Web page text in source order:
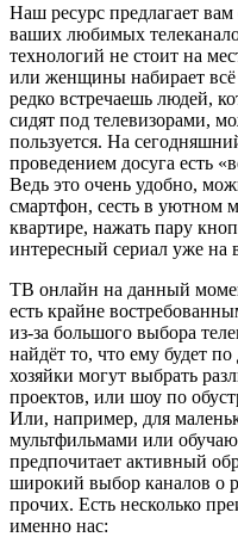
Наш ресурс предлагает
ваших любимых
технологий не стоит на
или женщины набирает
редко встречаешь людей,
сидят под телевизорами,
пользуется. На
проведением досуга есть
Ведь это очень удобно,
смартфон, сесть в уютном
квартире, нажать пару
интересный сериал уже на
ТВ онлайн на данный
есть крайне
из-за большого выбора
найдёт то, что ему будет
хозяйки могут выбрать
проектов, или шоу по
Или, например, для
мультфильмами или
предпочитает активный
широкий выбор каналов о
прочих. Есть несколько
именно нас: